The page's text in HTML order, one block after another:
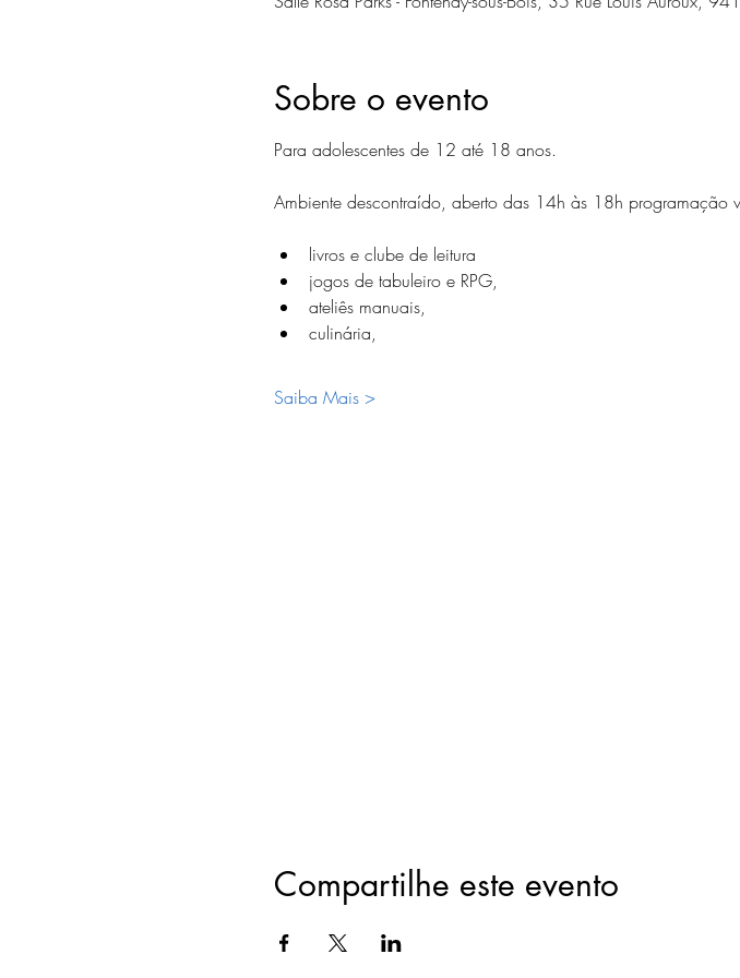
Sobre o evento
Para adolescentes de 12 até 18 anos.
Ambiente descontraído, aberto das 14h às 18h programação
livros e clube de leitura
jogos de tabuleiro e RPG,
ateliês manuais,
culinária,
Saiba Mais >
Compartilhe este evento